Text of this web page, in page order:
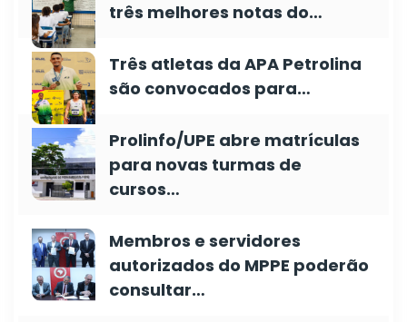
três melhores notas do…
Três atletas da APA Petrolina
são convocados para…
Prolinfo/UPE abre matrículas
para novas turmas de
cursos…
Membros e servidores
autorizados do MPPE poderão
consultar…